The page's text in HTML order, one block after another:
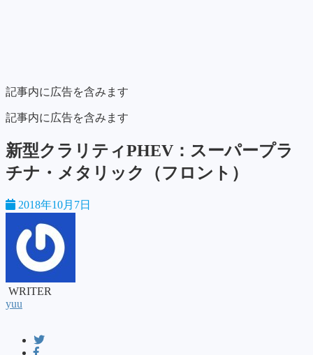
記事内に広告を含みます
記事内に広告を含みます
新型クラリティPHEV：スーパープラ
チナ・メタリック（フロント）
2018年10月7日
WRITER
yuu